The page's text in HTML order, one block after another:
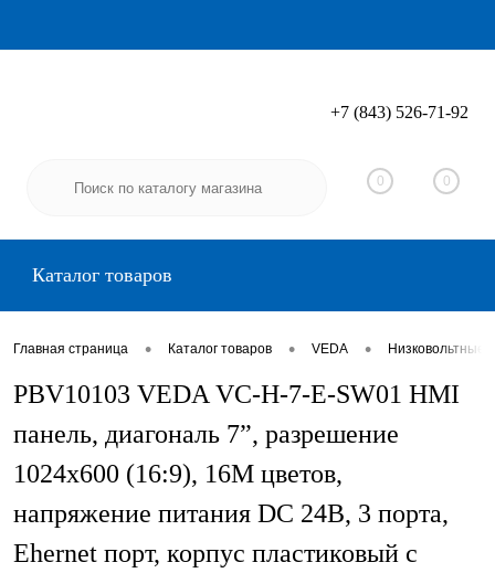
Вход Регистрация
+7 (843) 526-71-92
0 0
Каталог товаров
Главная страница • Каталог товаров • VEDA •
PBV10103 VEDA VC-H-7-E-SW01 HMI
панель, диагональ 7”, разрешение
1024х600 (16:9), 16M цветов,
напряжение питания DC 24В, 3 порта,
Ehernet порт, корпус пластиковый с